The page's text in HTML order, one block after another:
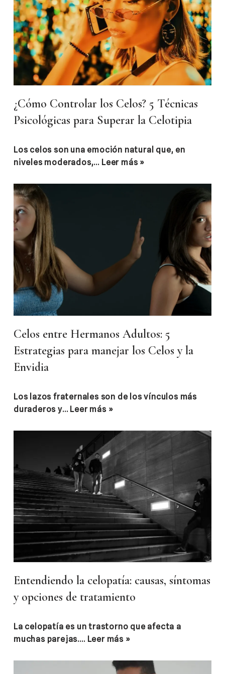
¿Cómo Controlar los Celos? 5 Técnicas
Psicológicas para Superar la Celotipia
Los celos son una emoción natural que, en
niveles moderados,… Leer más »
Celos entre Hermanos Adultos: 5
Estrategias para manejar los Celos y la
Envidia
Los lazos fraternales son de los vínculos más
duraderos y… Leer más »
Entendiendo la celopatía: causas, síntomas
y opciones de tratamiento
La celopatía es un trastorno que afecta a
muchas parejas.… Leer más »